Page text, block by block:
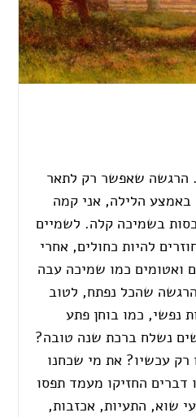
הרגשה שאפשר רק לתאר
באמצע הלילה, אני קמה
בשמיכה קלה. לשמיים
להיות כחולים, אחרי
ואטומים כמו שמיכה עבה
שהכל נפתח, לטוב
נפשי, כמו בוחן פתע
נשלח ברכת שנה טובה?
רק עכשיו? את מי שכחנו
דברים החזיקו מעמד תפסו
שוא, התעיות, אכזבות,